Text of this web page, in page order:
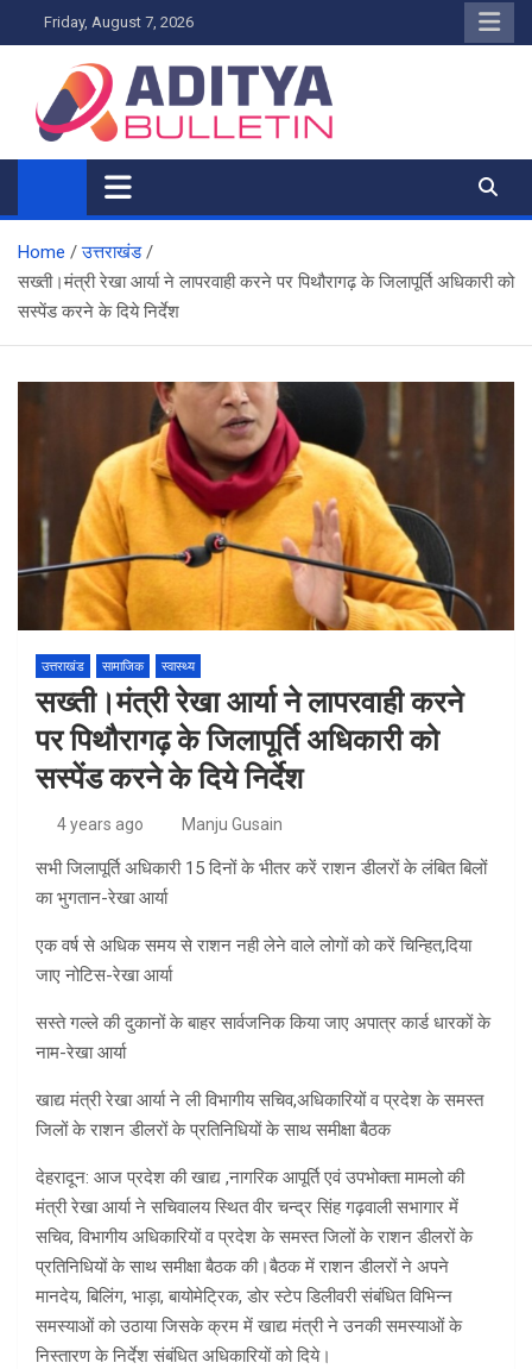
to
Friday, August 7, 2026
Home
उत्तराखंड
सख्ती।मंत्री रेखा आर्या ने लापरवाही करने पर पिथौरागढ़ के जिलापूर्ति अधिकारी को
सस्पेंड करने के दिये निर्देश
उत्तराखंड सामाजिक स्वास्थ्य
सख्ती।मंत्री रेखा आर्या ने लापरवाही करने
पर पिथौरागढ़ के जिलापूर्ति अधिकारी को
सस्पेंड करने के दिये निर्देश
4 years ago Manju Gusain
सभी जिलापूर्ति अधिकारी 15 दिनों के भीतर करें राशन डीलरों के लंबित बिलों
का भुगतान-रेखा आर्या
एक वर्ष से अधिक समय से राशन नही लेने वाले लोगों को करें चिन्हित,दिया
जाए नोटिस-रेखा आर्या
सस्ते गल्ले की दुकानों के बाहर सार्वजनिक किया जाए अपात्र कार्ड धारकों के
नाम-रेखा आर्या
खाद्य मंत्री रेखा आर्या ने ली विभागीय सचिव,अधिकारियों व प्रदेश के समस्त
जिलों के राशन डीलरों के प्रतिनिधियों के साथ समीक्षा बैठक
देहरादून: आज प्रदेश की खाद्य ,नागरिक आपूर्ति एवं उपभोक्ता मामलो की
मंत्री रेखा आर्या ने सचिवालय स्थित वीर चन्द्र सिंह गढ़वाली सभागार में
सचिव, विभागीय अधिकारियों व प्रदेश के समस्त जिलों के राशन डीलरों के
प्रतिनिधियों के साथ समीक्षा बैठक की।बैठक में राशन डीलरों ने अपने
मानदेय, बिलिंग, भाड़ा, बायोमेट्रिक, डोर स्टेप डिलीवरी संबंधित विभिन्न
समस्याओं को उठाया जिसके क्रम में खाद्य मंत्री ने उनकी समस्याओं के
निस्तारण के निर्देश संबंधित अधिकारियों को दिये।